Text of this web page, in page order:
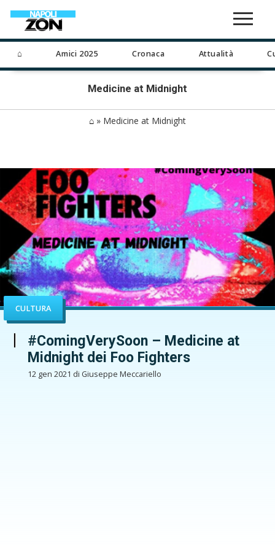
⌂ Amici 2025 Cronaca Attualità
Medicine at Midnight
⌂ » Medicine at Midnight
CULTURA
#ComingVerySoon – Medicine at
Midnight dei Foo Fighters
12 gen 2021 di Giuseppe Meccariello